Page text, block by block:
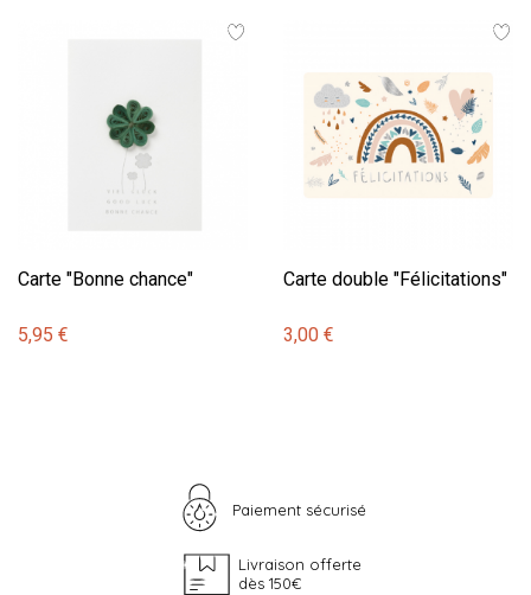
Carte "Bonne chance"
5,95 €
Carte double "Félicitations"
3,00 €
Paiement sécurisé
Livraison offerte
dès 150€